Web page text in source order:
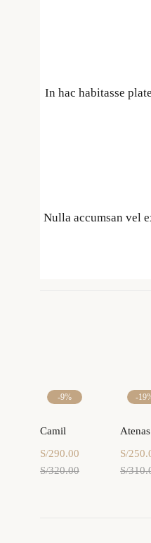
In hac habitasse
Nulla accumsan vel
-9%
Camil
S/320.00
S/290.00
-
Atenas
S/
S/